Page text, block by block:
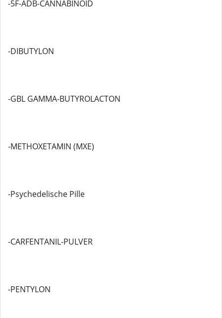
-5F-ADB-CANNABINOID
-DIBUTYLON
-GBL GAMMA-BUTYROLACTON
-METHOXETAMIN (MXE)
-Psychedelische Pille
-CARFENTANIL-PULVER
-PENTYLON